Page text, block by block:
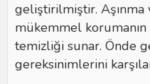
geliştirilmiştir. Aşınma
mükemmel korumanın
temizliği sunar. Önde
gereksinimlerini